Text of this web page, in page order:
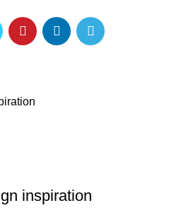
inspiration